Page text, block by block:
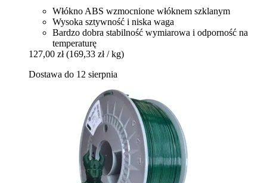
Włókno ABS wzmocnione włóknem szklanym
Wysoka sztywność i niska waga
Bardzo dobra stabilność wymiarowa i odporność na
temperaturę
127,00 zł (169,33 zł / kg)
Dostawa do 12 sierpnia